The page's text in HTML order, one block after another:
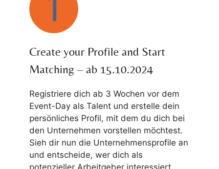
Create your Profile and Start
Matching – ab 15.10.2024
Registriere dich ab 3 Wochen vor dem
Event-Day als Talent und erstelle dein
persönliches Profil, mit dem du dich bei
den Unternehmen vorstellen möchtest.
Sieh dir nun die Unternehmensprofile an
und entscheide, wer dich als
potenzieller Arbeitgeber interessiert.